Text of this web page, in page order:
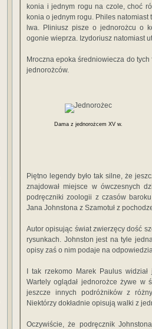
konia i jed­nym rogu na czole, choć
konia o jednym rogu. Philes
lwa. Pliniusz pisze o jednorożcu o
ogonie wieprza. Izydoriusz na­tomiast
Mroczna epoka średniowiecza do
jedno­rożców.
Dama z jednorożcem XV w.
Piętno legendy było tak silne, że
znaj­dował miejsce w ówczesnych
podręczniki zoolo­gii z czasów
Jana Johnstona z Szamo­tuł z
Autor opisując świat zwierzęcy dość
ry­sunkach. Johnston jest na tyle
opisy zaś o nim podaje na
I tak rzekomo Marek Paulus
Wartely oglądał jednorożce żywe w
jeszcze innych podróżników z
Niektórzy dokładnie opisują walki z
Oczywiście, że podręcznik